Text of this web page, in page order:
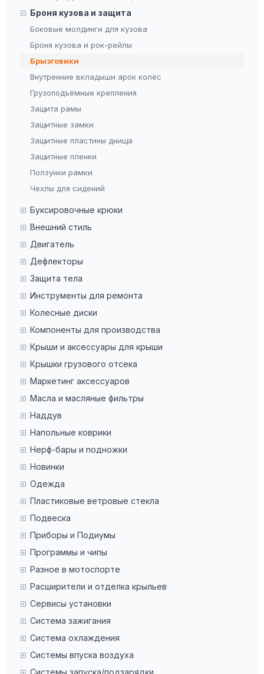
Броня кузова и защита
Боковые молдинги для кузова
Броня кузова и рок-рейлы
Брызговики
Внутренние вкладыши арок колёс
Грузоподъёмные крепления
Защита рамы
Защитные замки
Защитные пластины днища
Защитные пленки
Ползунки рамки
Чехлы для сидений
Буксировочные крюки
Внешний стиль
Двигатель
Дефлекторы
Защита тела
Инструменты для ремонта
Колесные диски
Компоненты для производства
Крыши и аксессуары для крыши
Крышки грузового отсека
Маркетинг аксессуаров
Масла и масляные фильтры
Наддув
Напольные коврики
Нерф-бары и подножки
Новинки
Одежда
Пластиковые ветровые стекла
Подвеска
Приборы и Подиумы
Программы и чипы
Разное в мотоспорте
Расширители и отделка крыльев
Сервисы установки
Система зажигания
Система охлаждения
Системы впуска воздуха
Системы запуска/подзарядки